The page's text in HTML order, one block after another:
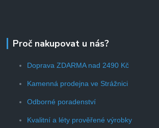
Proč nakupovat u nás?
Doprava ZDARMA nad 2490 Kč
Kamenná prodejna ve Strážnici
Odborné poradenství
Kvalitní a léty prověřené výrobky